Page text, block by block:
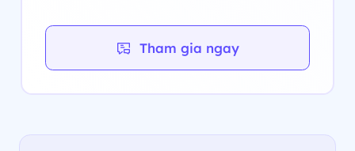
Tham gia ngay